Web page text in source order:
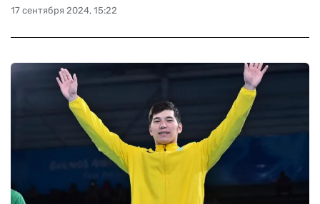
17 сентября 2024, 15:22